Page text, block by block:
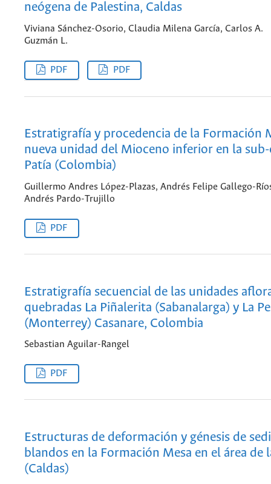
neógena de Palestina, Caldas
Viviana Sánchez-Osorio, Claudia Milena García, Carlos A.
Guzmán L.
PDF PDF
Estratigrafía y procedencia de la Formación
nueva unidad del Mioceno inferior en la
Patía (Colombia)
Guillermo Andres López-Plazas, Andrés Felipe Gallego-
Andrés Pardo-Trujillo
PDF
Estratigrafía secuencial de las unidades
quebradas La Piñalerita (Sabanalarga) y La
(Monterrey) Casanare, Colombia
Sebastian Aguilar-Rangel
PDF
Estructuras de deformación y génesis de
blandos en la Formación Mesa en el área de
(Caldas)